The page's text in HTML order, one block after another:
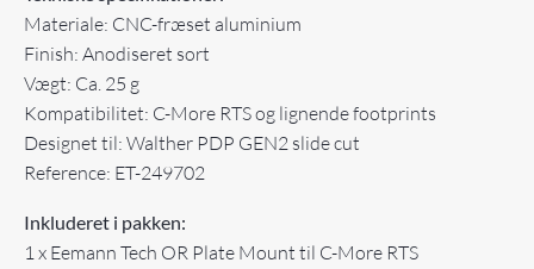
Materiale: CNC-fræset aluminium
Finish: Anodiseret sort
Vægt: Ca. 25 g
Kompatibilitet: C-More RTS og lignende footprints
Designet til: Walther PDP GEN2 slide cut
Reference: ET-249702
Inkluderet i pakken:
1 x Eemann Tech OR Plate Mount til C-More RTS